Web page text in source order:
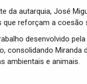
da autarquia, José
reforçam a coesão
desenvolvido
consolidando Miranda
ambientais e animais.